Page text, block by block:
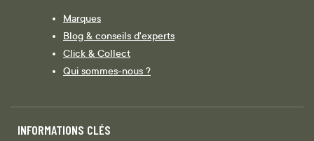
Marques
Blog & conseils d'experts
Click & Collect
Qui sommes-nous ?
INFORMATIONS CLÉS